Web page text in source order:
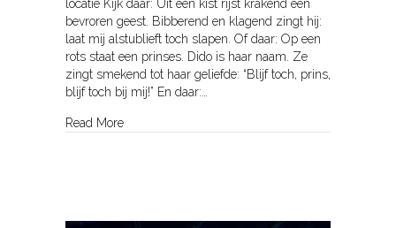
locatie Kijk daar: Uit een kist rijst krakend een
bevroren geest. Bibberend en klagend zingt hij:
laat mij alstublieft toch slapen. Of daar: Op een
rots staat een prinses. Dido is haar naam. Ze
zingt smekend tot haar geliefde: “Blijf toch, prins,
blijf toch bij mij!” En daar:…
Read Moreabout Henry